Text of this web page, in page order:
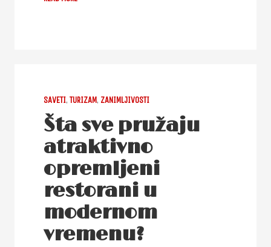
SAVETI, TURIZAM, ZANIMLJIVOSTI
Šta sve pružaju
atraktivno
opremljeni
restorani u
modernom
vremenu?